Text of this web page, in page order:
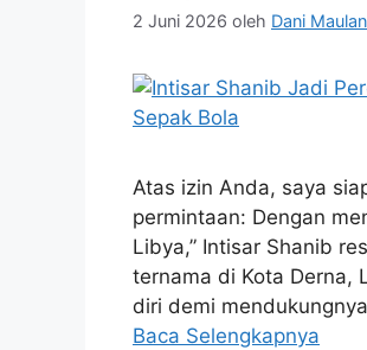
2 Juni 2026 oleh Dani
Atas izin Anda, saya
permintaan: Dengan
Libya,” Intisar Shanib
ternama di Kota Derna,
diri demi
Baca Selengkapnya